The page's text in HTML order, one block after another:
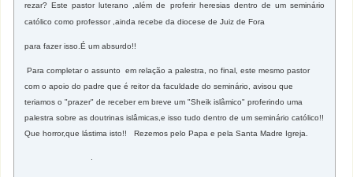
rezar? Este pastor luterano ,além de proferir heresias dentro de um seminário
católicocomo professor ,ainda recebe da diocese deJuiz de Fora
para fazer isso.É um absurdo!!
Para completar o assunto em relação a palestra, no final, este mesmo pastor
com o apoio do padre que é reitor da faculdade do seminário, avisou que
teriamos o "prazer" de receber em breve um "Sheik islâmico" proferindo uma
palestra sobre as doutrinas islâmicas,e isso tudo dentro de um seminário católico!!
Que horror,que lástima isto!! Rezemos pelo Papa e pela Santa Madre Igreja.